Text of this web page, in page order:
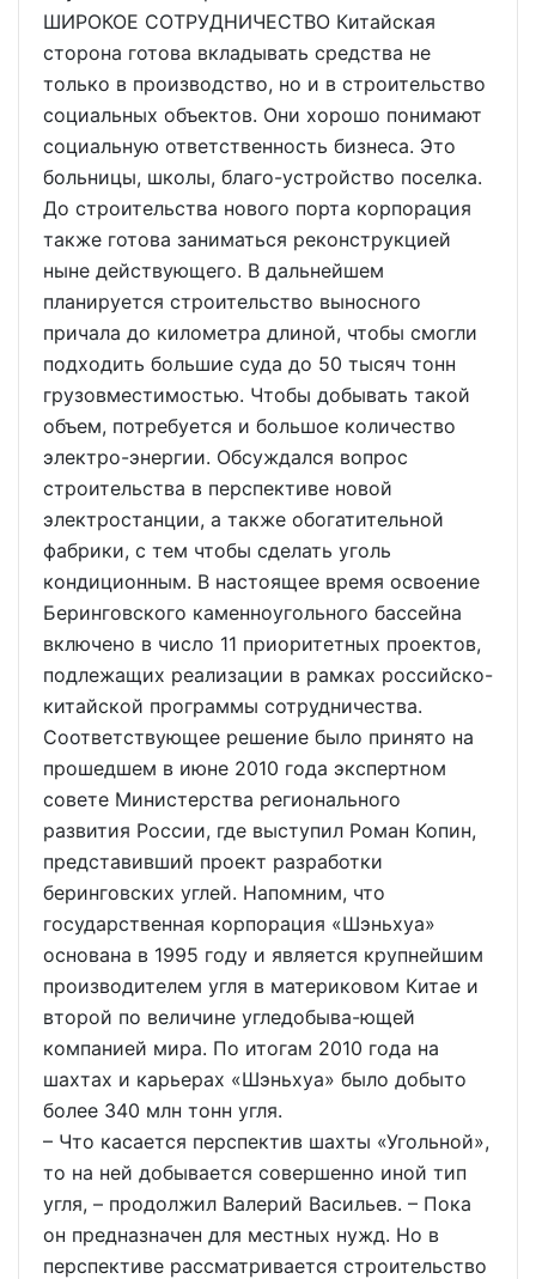
ШИРОКОЕ СОТРУДНИЧЕСТВО Китайская
сторона готова вкладывать средства не
только в производство, но и в строительство
социальных объектов. Они хорошо понимают
социальную ответственность бизнеса. Это
больницы, школы, благо-устройство поселка.
До строительства нового порта корпорация
также готова заниматься реконструкцией
ныне действующего. В дальнейшем
планируется строительство выносного
причала до километра длиной, чтобы смогли
подходить большие суда до 50 тысяч тонн
грузовместимостью. Чтобы добывать такой
объем, потребуется и большое количество
электро-энергии. Обсуждался вопрос
строительства в перспективе новой
электростанции, а также обогатительной
фабрики, с тем чтобы сделать уголь
кондиционным. В настоящее время освоение
Беринговского каменноугольного бассейна
включено в число 11 приоритетных проектов,
подлежащих реализации в рамках российско-
китайской программы сотрудничества.
Соответствующее решение было принято на
прошедшем в июне 2010 года экспертном
совете Министерства регионального
развития России, где выступил Роман Копин,
представивший проект разработки
беринговских углей. Напомним, что
государственная корпорация «Шэньхуа»
основана в 1995 году и является крупнейшим
производителем угля в материковом Китае и
второй по величине угледобыва-ющей
компанией мира. По итогам 2010 года на
шахтах и карьерах «Шэньхуа» было добыто
более 340 млн тонн угля.
– Что касается перспектив шахты «Угольной»,
то на ней добывается совершенно иной тип
угля, – продолжил Валерий Васильев. – Пока
он предназначен для местных нужд. Но в
перспективе рассматривается строительство